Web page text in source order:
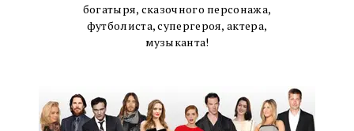
богатыря, сказочного персонажа,
футболиста, супергероя, актера,
музыканта!